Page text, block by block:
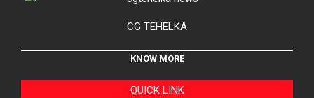
CG TEHELKA
KNOW MORE
QUICK LINK